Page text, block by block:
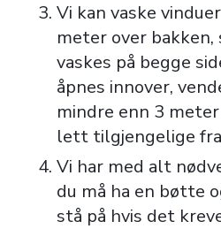
Vi kan vaske
meter over bakken,
vaskes på begge
åpnes innover,
mindre enn 3
lett tilgjengelige
Vi har med alt
du må ha en bøtte
stå på hvis det